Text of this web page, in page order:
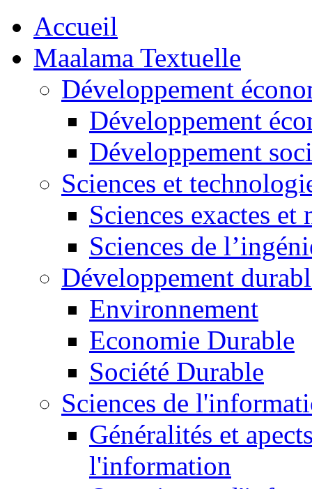
Accueil
Maalama Textuelle
Développement
Développement
Développement
Sciences et
Sciences exactes et
Sciences de
Développement
Environnement
Economie Durable
Société Durable
Sciences de
Généralités et
l'information